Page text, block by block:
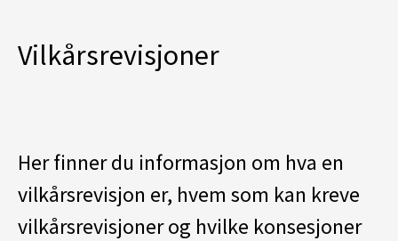
Vilkårsrevisjoner
Her finner du informasjon om hva en
vilkårsrevisjon er, hvem som kan kreve
vilkårsrevisjoner og hvilke konsesjoner